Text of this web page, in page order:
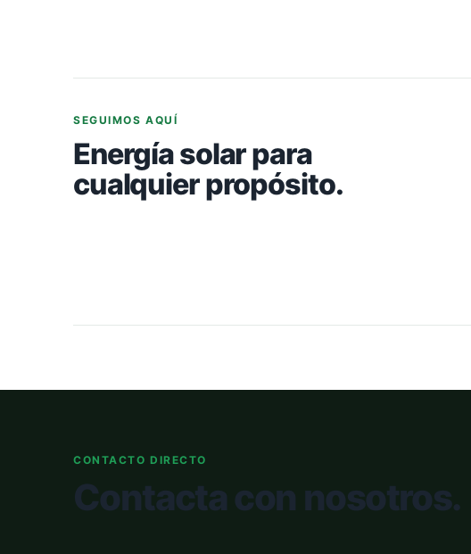
SEGUIMOS AQUÍ
Energía solar para
cualquier propósito.
CONTACTO DIRECTO
Contacta con nosotros.